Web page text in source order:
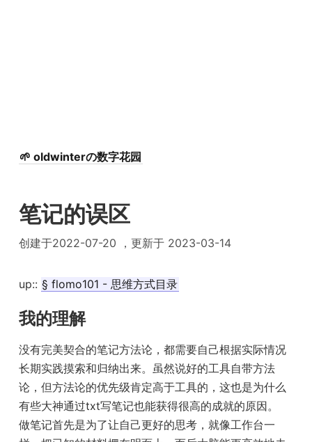
🌱 oldwinterの数字花园
笔记的误区
创建于2022-07-20 ，更新于 2023-03-14
up:: § flomo101 - 思维方式目录
我的理解
没有完美契合的笔记方法论，都需要自己根据实际情况
长期实践摸索和归纳出来。虽然说好的工具自带方法
论，但方法论的优先级肯定高于工具的，这也是为什么
有些大神通过txt写笔记也能获得很高的成就的原因。
做笔记首先是为了让自己更好的思考，就像工作台一